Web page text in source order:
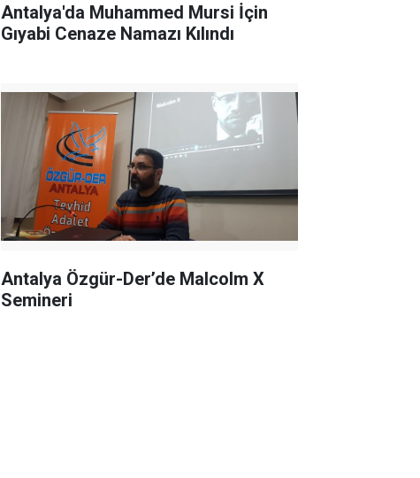
Antalya'da Muhammed Mursi İçin
Gıyabi Cenaze Namazı Kılındı
Antalya Özgür-Der’de Malcolm X
Semineri